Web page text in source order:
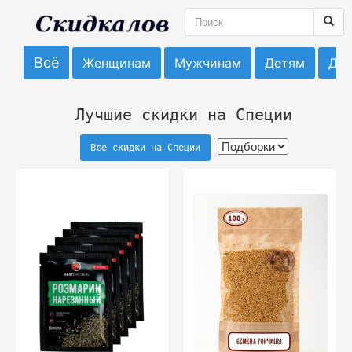
Всё Женщинам Мужчинам Детям
Лучшие скидки на Специи
Все скидки на Специи